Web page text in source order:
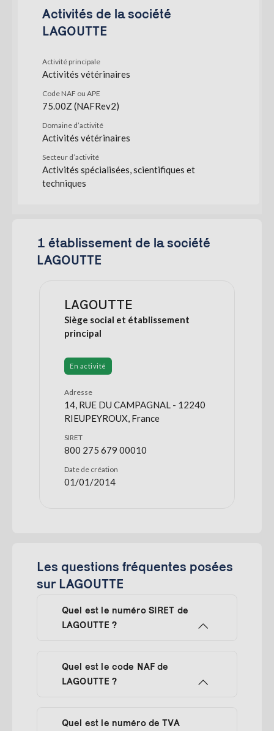
Activités de la société
LAGOUTTE
Activité principale
Activités vétérinaires
Code NAF ou APE
75.00Z (NAFRev2)
Domaine d’activité
Activités vétérinaires
Secteur d’activité
Activités spécialisées, scientifiques et
techniques
1 établissement de la société
LAGOUTTE
LAGOUTTE
Siège social et établissement
principal
En activité
Adresse
14, RUE DU CAMPAGNAL - 12240
RIEUPEYROUX, France
SIRET
800 275 679 00010
Date de création
01/01/2014
Les questions fréquentes posées
sur LAGOUTTE
Quel est le numéro SIRET de
LAGOUTTE ?
Quel est le code NAF de
LAGOUTTE ?
Quel est le numéro de TVA